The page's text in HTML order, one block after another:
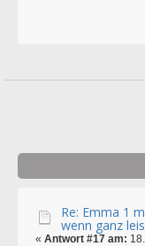
Re: Emma 1
wenn ganz
« Antwort #17 am: